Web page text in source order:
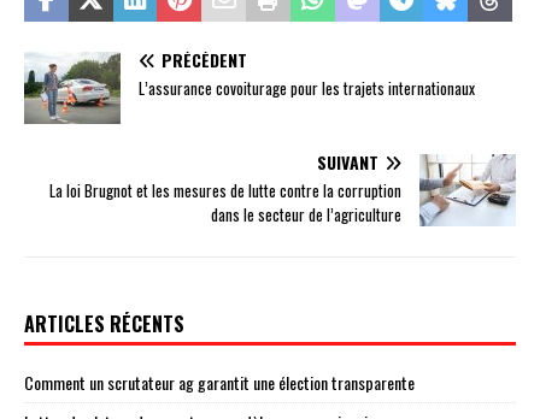
PRÉCÉDENT
L’assurance covoiturage pour les trajets internationaux
SUIVANT
La loi Brugnot et les mesures de lutte contre la corruption
dans le secteur de l’agriculture
ARTICLES RÉCENTS
Comment un scrutateur ag garantit une élection transparente